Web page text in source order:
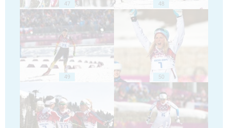
47 48
49 50